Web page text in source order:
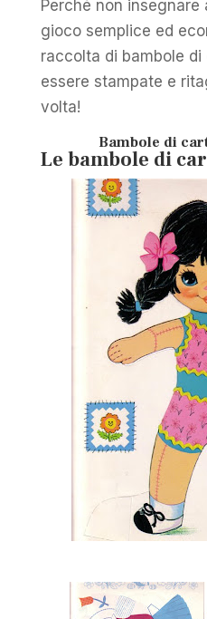
Perché non
gioco semplice ed
raccolta di bambole
essere stampate e
volta!
Bambole di
Le bambole di